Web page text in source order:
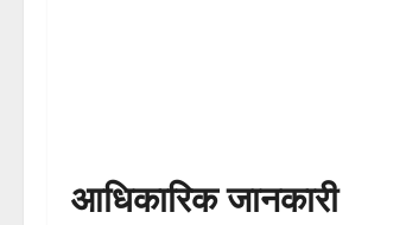
आधिकारिक जानकारी